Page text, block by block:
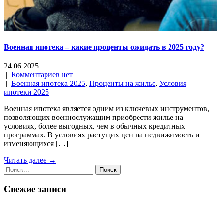
Военная ипотека – какие проценты ожидать в 2025 году?
24.06.2025
| Комментариев нет
| Военная ипотека 2025, Проценты на жилье, Условия
ипотеки 2025
Военная ипотека является одним из ключевых инструментов,
позволяющих военнослужащим приобрести жилье на
условиях, более выгодных, чем в обычных кредитных
программах. В условиях растущих цен на недвижимость и
изменяющихся […]
Читать далее →
Свежие записи